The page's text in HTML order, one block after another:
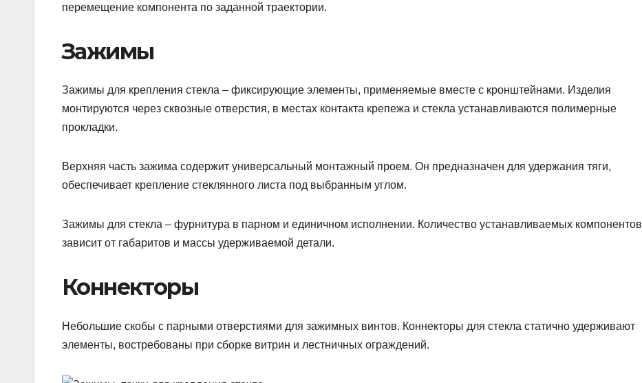
перемещение компонента по заданной траектории.
Зажимы
Зажимы для крепления стекла – фиксирующие элементы, применяемые вместе с кронштейнами. Изделия
монтируются через сквозные отверстия, в местах контакта крепежа и стекла устанавливаются полимерные
прокладки.
Верхняя часть зажима содержит универсальный монтажный проем. Он предназначен для удержания тяги,
обеспечивает крепление стеклянного листа под выбранным углом.
Зажимы для стекла – фурнитура в парном и единичном исполнении. Количество устанавливаемых компонентов
зависит от габаритов и массы удерживаемой детали.
Коннекторы
Небольшие скобы с парными отверстиями для зажимных винтов. Коннекторы для стекла статично удерживают
элементы, востребованы при сборке витрин и лестничных ограждений.